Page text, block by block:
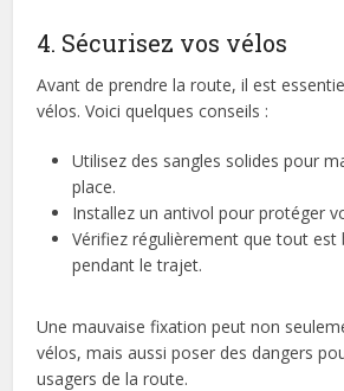
4. Sécurisez vos vélos
Avant de prendre la route, il est
vélos. Voici quelques conseils :
Utilisez des sangles solides pour
place.
Installez un antivol pour protéger
Vérifiez régulièrement que tout est
pendant le trajet.
Une mauvaise fixation peut non
vélos, mais aussi poser des dangers
usagers de la route.